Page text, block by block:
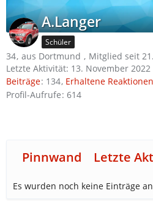
A.Langer
Schüler
34 aus Dortmund
Mitglied seit
Letzte Aktivität: 13. November
Beiträge 134 Erhaltene Reaktionen
Profil-Aufrufe 614
Pinnwand Letzte
Es wurden noch keine Einträge